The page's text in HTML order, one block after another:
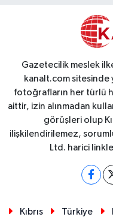
Gazetecilik meslek
kanalt.com sitesinde
fotoğrafların her türlü
aittir, izin alınmadan
görüşleri olup
ilişkilendirilemez,
Ltd. harici
Kıbrıs Türkiye